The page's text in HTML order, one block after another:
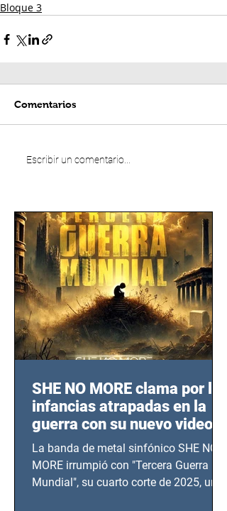
Bloque 3
Comentarios
Escribir un comentario...
SHE NO MORE clama por las
infancias atrapadas en la
guerra con su nuevo video
TERCERA GUERRA
MUNDIAL
La banda de metal sinfónico SHE NO
MORE irrumpió con "Tercera Guerra
Mundial", su cuarto corte de 2025, un